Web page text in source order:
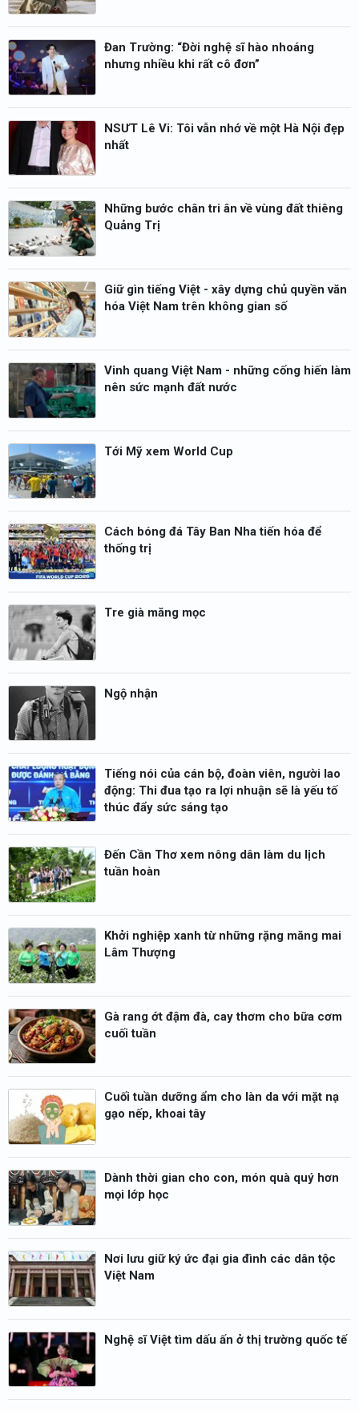
Đan Trường: “Đời nghệ sĩ hào nhoáng
nhưng nhiều khi rất cô đơn”
NSƯT Lê Vi: Tôi vẫn nhớ về một Hà Nội đẹp
nhất
Những bước chân tri ân về vùng đất thiêng
Quảng Trị
Giữ gìn tiếng Việt - xây dựng chủ quyền văn
hóa Việt Nam trên không gian số
Vinh quang Việt Nam - những cống hiến làm
nên sức mạnh đất nước
Tới Mỹ xem World Cup
Cách bóng đá Tây Ban Nha tiến hóa để
thống trị
Tre già măng mọc
Ngộ nhận
Tiếng nói của cán bộ, đoàn viên, người lao
động: Thi đua tạo ra lợi nhuận sẽ là yếu tố
thúc đẩy sức sáng tạo
Đến Cần Thơ xem nông dân làm du lịch
tuần hoàn
Khởi nghiệp xanh từ những rặng măng mai
Lâm Thượng
Gà rang ớt đậm đà, cay thơm cho bữa cơm
cuối tuần
Cuối tuần dưỡng ẩm cho làn da với mặt nạ
gạo nếp, khoai tây
Dành thời gian cho con, món quà quý hơn
mọi lớp học
Nơi lưu giữ ký ức đại gia đình các dân tộc
Việt Nam
Nghệ sĩ Việt tìm dấu ấn ở thị trường quốc tế